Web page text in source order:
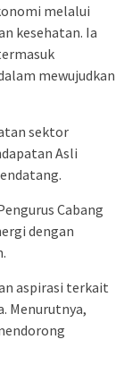
melalui
kesehatan. Ia
mewujudkan
sektor
Asli
Cabang
dengan
aspirasi terkait
Menurutnya,